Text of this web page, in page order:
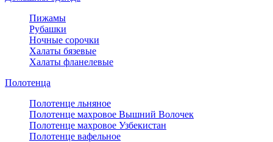
Пижамы
Рубашки
Ночные сорочки
Халаты бязевые
Халаты фланелевые
Полотенца
Полотенце льняное
Полотенце махровое Вышний Волочек
Полотенце махровое Узбекистан
Полотенце вафельное